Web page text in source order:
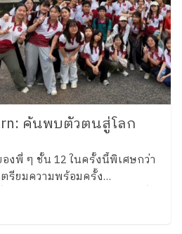
ค้นพบตัวตนสู่โลก
งพี่ ๆ ชั้น 12 ในครั้งนี้พิเศษกว่า
รียมความพร้อมครั้ง
กเขากำลังจะก้าวไปเผชิญที่
มณ์ ความรู้สึก และค้นหาคำ